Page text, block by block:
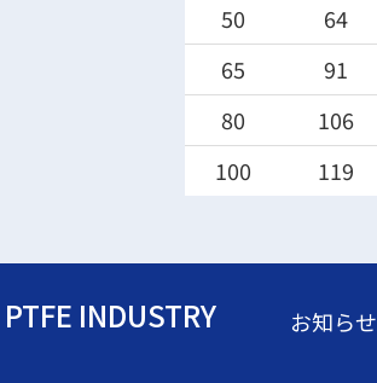
50
64
65
91
80
106
100
119
INDUSTRY お知らせ